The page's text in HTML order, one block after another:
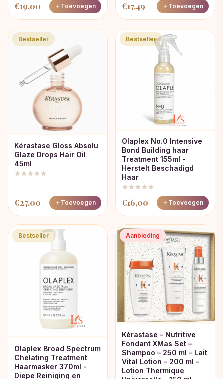
€19,00 Toevoegen €17,49 Toevoegen
Bestseller
Kérastase Gloss Absolu
Glaze Drops Hair Oil
45ml
€27,00 Toevoegen
Bestseller
Olaplex No.0 Intensive
Bond Building haar
Treatment 155ml -
Herstelt Beschadigd
Haar
€16,00 Toevoegen
Bestseller
Olaplex Broad Spectrum
Chelating Treatment
Haarmasker 370ml -
Diepe Reiniging en
Aanbieding
Kérastase – Nutritive
Fondant XMas Set –
Shampoo – 250 ml – Lait
Vital Lotion – 200 ml –
Lotion Thermique